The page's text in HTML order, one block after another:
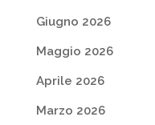
Giugno 2026
Maggio 2026
Aprile 2026
Marzo 2026